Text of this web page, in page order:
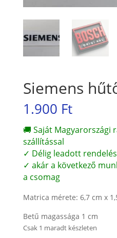
Siemens
1.900 Ft
🚚 Saját Magyarországi
szállítással
✓ Délig leadott
✓ akár a következő
a csomag
Matrica mérete: 6,7 cm x
Betű magassága 1 cm
Csak 1 maradt készleten